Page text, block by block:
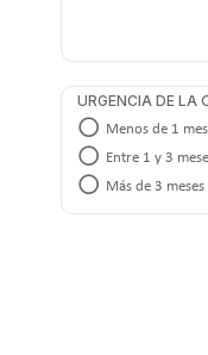
URGENCIA DE LA
Menos de 1 mes
Entre 1 y 3
Más de 3 meses